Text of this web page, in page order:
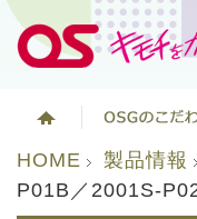
HOME 製品情報
P01B／2001S-